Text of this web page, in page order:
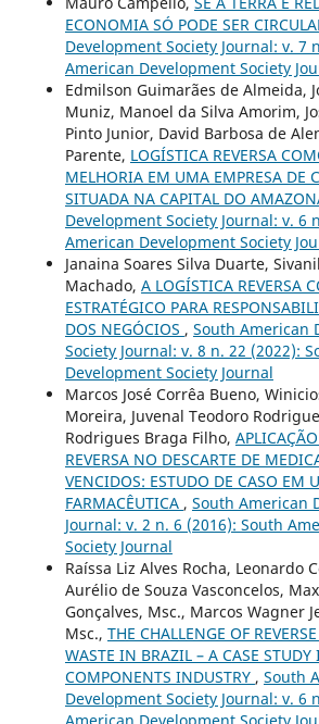
ECONOMIA SÓ PODE SER
Development Society Journal: v. 7
American Development Society
Edmilson Guimarães de Almeida,
Muniz, Manoel da Silva Amorim,
Pinto Junior, David Barbosa de
Parente, LOGÍSTICA REVERSA
MELHORIA EM UMA EMPRESA DE
SITUADA NA CAPITAL DO
Development Society Journal: v. 6
American Development Society
Janaina Soares Silva Duarte,
Machado, A LOGÍSTICA REVERSA
ESTRATÉGICO PARA
DOS NEGÓCIOS , South American
Society Journal: v. 8 n. 22 (2022):
Development Society Journal
Marcos José Corrêa Bueno,
Moreira, Juvenal Teodoro
Rodrigues Braga Filho,
REVERSA NO DESCARTE DE
VENCIDOS: ESTUDO DE CASO EM
FARMACÊUTICA , South American
Journal: v. 2 n. 6 (2016): South
Society Journal
Raíssa Liz Alves Rocha, Leonardo
Aurélio de Souza Vasconcelos,
Gonçalves, Msc., Marcos Wagner
Msc., THE CHALLENGE OF
WASTE IN BRAZIL – A CASE
COMPONENTS INDUSTRY , South
Development Society Journal: v. 6